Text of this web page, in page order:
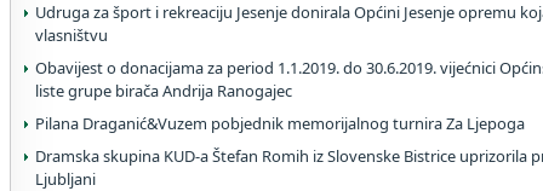
Udruga za šport i rekreaciju Jesenje donirala Općini Jesenje opremu
vlasništvu
Obavijest o donacijama za period 1.1.2019. do 30.6.2019. vijećnici
liste grupe birača Andrija Ranogajec
Pilana Draganić&Vuzem pobjednik memorijalnog turnira Za Ljepoga
Dramska skupina KUD-a Štefan Romih iz Slovenske Bistrice uprizorila
Ljubljani